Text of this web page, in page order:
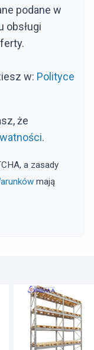
podane w
obsługi
w: Polityce
że
.
a zasady
mają